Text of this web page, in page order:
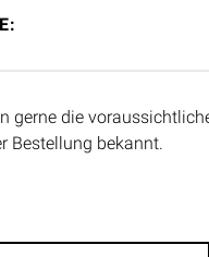
gerne die
Bestellung bekannt.